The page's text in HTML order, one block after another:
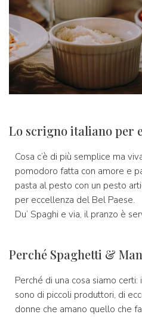
Lo scrigno italiano per
Cosa c’è di più semplice ma
pomodoro fatta con amore e
pasta al pesto con un pesto
per eccellenza del Bel Paese.
Du’ Spaghi e via, il pranzo è
Perché Spaghetti &
Perché di una cosa siamo
sono di piccoli produttori, di
donne che amano quello che